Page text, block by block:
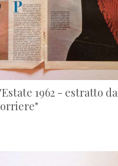
1962 - estratto da